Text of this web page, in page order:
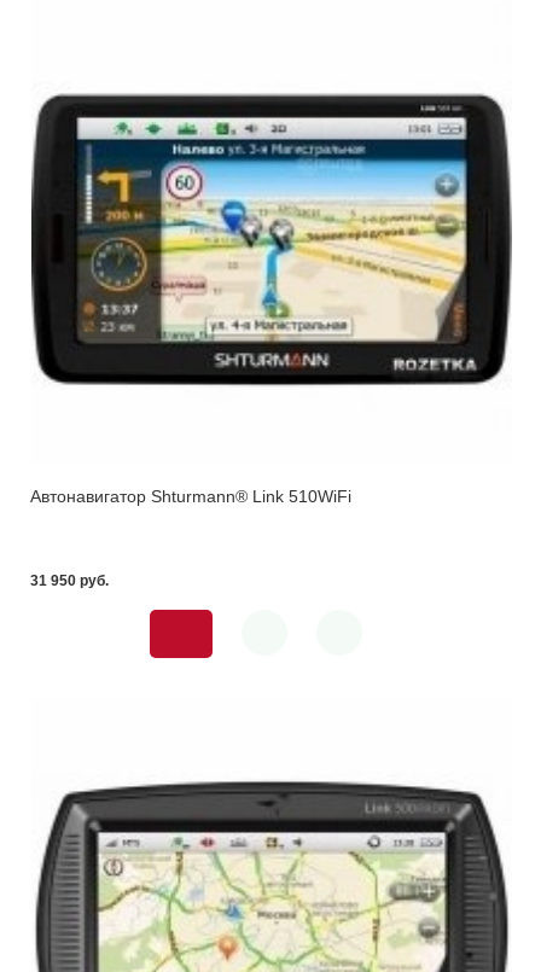
Автонавигатор Shturmann® Link 510WiFi
31 950 pуб.